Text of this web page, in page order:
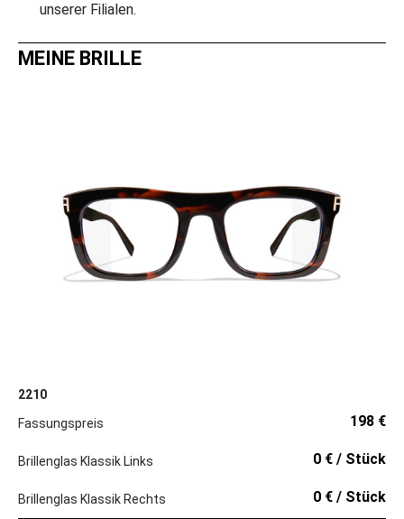
unserer Filialen.
MEINE BRILLE
2210
Fassungspreis
198 €
Brillenglas Klassik Links 0 € / Stück
Brillenglas Klassik Rechts 0 € / Stück